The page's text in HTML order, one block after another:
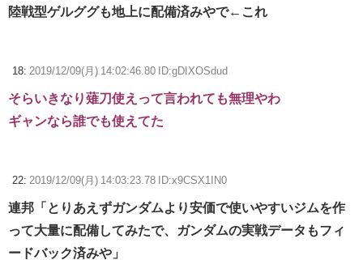
陸戦型ゲルググも地上に配備済みやで←これ
18: 2019/12/09(月) 14:02:46.80 ID:gDIXOSdud
そらいきなり薙刀使えって言われても無理やわ
ギャンなら誰でも使えてた
22: 2019/12/09(月) 14:03:23.78 ID:x9CSX1IN0
連邦「とりあえずガンダムより安価で使いやすいジムを作
って大量に配備してみたで、ガンダムの実戦データもフィ
ードバック済みや」